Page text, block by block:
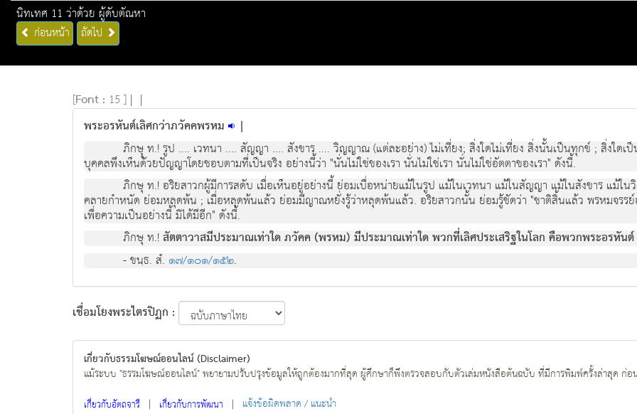
นิทเทศ 11 ว่าด้วย ผู้ดับตัณหา
ก่อนหน้า ถัดไป
[Font : 15 ] | |
พระอรหันต์เลิศกว่าภวัคคพรหม |
ภิกษุุ ท.! รูป .... เวทนา .... สัญญา .... สังขาร .... วิญญาณ (แต่ละอย่าง) ไม่เที่ยง; สิ่งใดไม่เที่ยง สิ่งนั้นเป็นทุกข์ ; สิ่งใด
บุคคลพึงเห็นด้วยปัญญาโดยชอบตามที่เป็นจริง อย่างนี้ว่า "นั่นไม่ใช่ของเรา นั่นไม่ใช่เรา นั่นไม่ใช่อัตตาของเรา" ดังนี้.
ภิกษุ ท.! อริยสาวกผู้มีการสดับ เมื่อเห็นอยู่อย่างนี้ ย่อมเบื่อหน่ายแม้ในรูป แม้ในเวทนา แม้ในสัญญา แม้ในสังขาร แม้ใ
คลายกำหนัด ย่อมหลุดพ้น ; เมื่อหลุดพ้นแล้ว ย่อมมีญาณหยั่งรู้ว่าหลุดพ้นแล้ว. อริยสาวกนั้น ย่อมรู้ชัดว่า "ชาติสิ้นแล้ว พรหมจรร
เพื่อความเป็นอย่างนี้ มิได้มีอีก" ดังนี้.
ภิกษุ ท.!สัตตาวาสมีประมาณเท่าใด ภวัคค (พรหม) มีประมาณเท่าใด พวกที่เลิศประเสริฐในโลก คือพวกพระอรหันต์
- ขนฺธ. สํ.๑๗/๑๐๑/๑๕๒.
เชื่อมโยงพระไตรปิฏก :
เกี่ยวกับธรรมโฆษณ์ออนไลน์ (Disclaimer)
แม้ระบบ "ธรรมโฆษณ์ออนไลน์" พยายามปรับปรุงข้อมูลให้ถูกต้องมากที่สุด ผู้ศึกษาก็พึงตรวจสอบกับตัวเล่มหนังสือต้นฉบับ ที่มีการพิมพ์ครั้งล่าสุด ก่อน
เกี่ยวกับอัตถจารี | เกี่ยวกับการพัฒนา | แจ้งข้อผิดพลาด / แนะนำ